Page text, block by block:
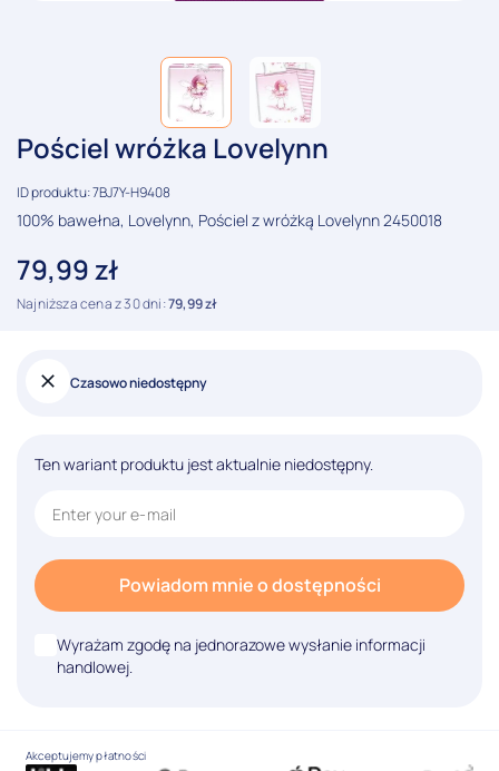
Pościel wróżka Lovelynn
ID produktu: 7BJ7Y-H9408
100% bawełna, Lovelynn, Pościel z wróżką Lovelynn 2450018
79,99zł
Najniższa cena z 30 dni:79,99zł
Czasowo niedostępny
Ten wariant produktu jest aktualnie niedostępny.
Powiadom mnie o dostępności
Wyrażam zgodę na jednorazowe wysłanie informacji
handlowej.
Akceptujemy płatności